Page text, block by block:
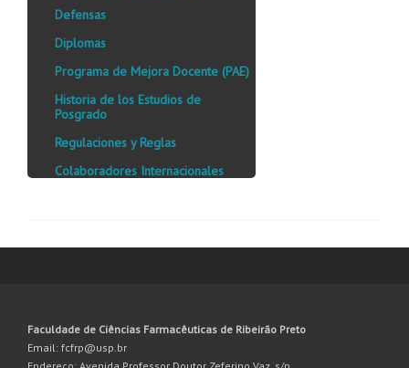
Defensas
Diplomas
Programa de Mejora Docente (PAE)
Historia de los Estudios de
Posgrado
Regulaciones y Reglas
Colaboradores Internacionales
Faculdade de Ciências Farmacêuticas de Ribeirão Preto
Email: fcfrp@usp.br